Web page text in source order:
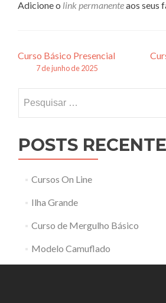
Adicione o link permanenteaos seus
Navegação
posts
Curso Básico Presencial
7 de junho de 2025
por:
POSTS
Cursos On Line
Ilha Grande
Curso de Mergulho Básico
Modelo Camuflado